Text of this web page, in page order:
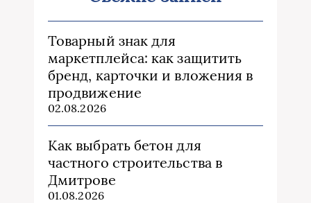
Товарный знак для
маркетплейса: как защитить
бренд, карточки и вложения в
продвижение
02.08.2026
Как выбрать бетон для
частного строительства в
Дмитрове
01.08.2026